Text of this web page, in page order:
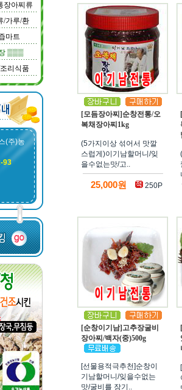
장아찌류
/가루/환
마트
▒▒▒
리식품
(주)농
93
[모듬장아찌]순창전통/오
복채장아찌1kg
(5가지이상 섞어서 맛깔
스럽게)이기남할머니/잊
을수없는맛/고..
25,000원 250P
[순창이기남]고추장굴비
장아찌/백자(중)500g
[선물용적극추천]순창이
기남할머니/잊을수없는
맛/굴비를 장기..